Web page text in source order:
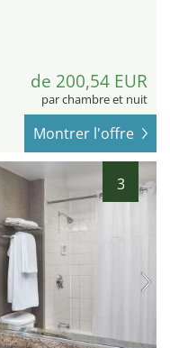
de 200,54 EUR
par chambre et nuit
Montrer l'offre
3